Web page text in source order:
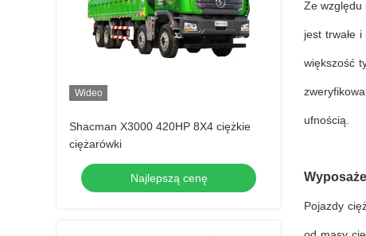
Wideo
Shacman X3000 420HP 8X4 ciężkie
ciężarówki
Najlepszą cenę
Ze względu
jest trwałe
większość
ufnością.
Pojazdy